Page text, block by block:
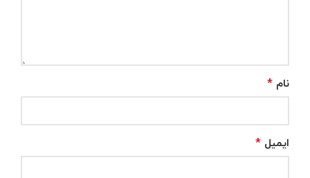
نام *
ایمیل *